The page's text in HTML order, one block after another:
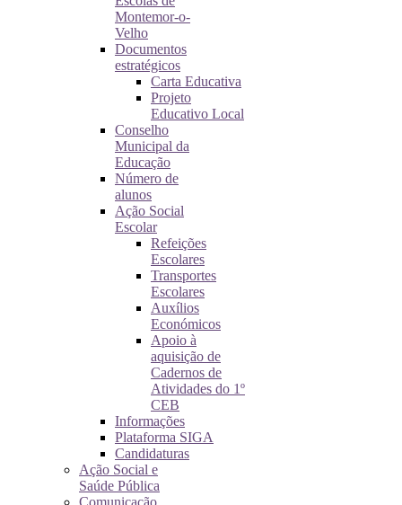
Montemor-o-
Velho
Documentos
estratégicos
Carta Educativa
Projeto
Educativo Local
Conselho
Municipal da
Educação
Número de
alunos
Ação Social
Escolar
Refeições
Escolares
Transportes
Escolares
Auxílios
Económicos
Apoio à
aquisição de
Cadernos de
Atividades do 1º
CEB
Informações
Plataforma SIGA
Candidaturas
Ação Social e
Saúde Pública
Comunicação